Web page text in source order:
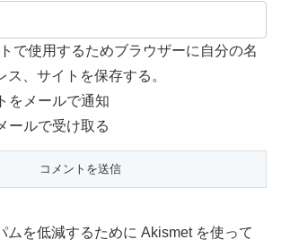
で使用するためブラウザーに自分の名
、サイトを保存する。
をメールで通知
ールで受け取る
ムを低減するために Akismet を使って